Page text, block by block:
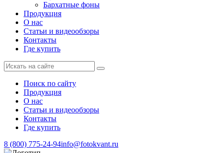
Бархатные фоны
Продукция
О нас
Статьи и видеообзоры
Контакты
Где купить
Поиск по сайту
Продукция
О нас
Статьи и видеообзоры
Контакты
Где купить
8 (800) 775-24-94info@fotokvant.ru